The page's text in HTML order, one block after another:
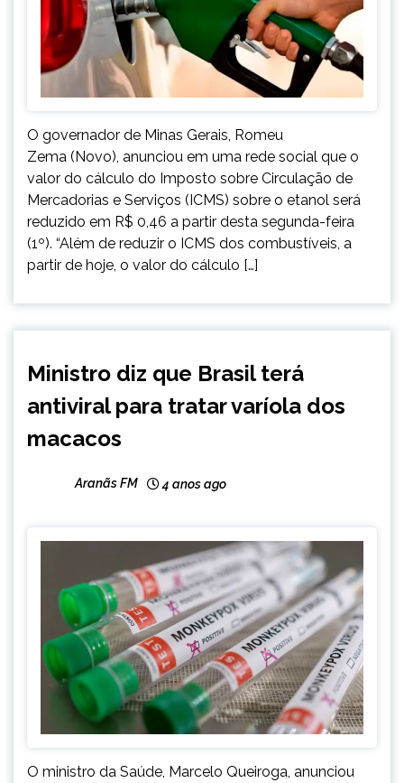
O governador de Minas Gerais, Romeu
Zema (Novo), anunciou em uma rede social que o
valor do cálculo do Imposto sobre Circulação de
Mercadorias e Serviços (ICMS) sobre o etanol será
reduzido em R$ 0,46 a partir desta segunda-feira
(1º). “Além de reduzir o ICMS dos combustíveis, a
partir de hoje, o valor do cálculo […]
Ministro diz que Brasil terá
antiviral para tratar varíola dos
macacos
Aranãs FM 4 anos ago
O ministro da Saúde, Marcelo Queiroga, anunciou